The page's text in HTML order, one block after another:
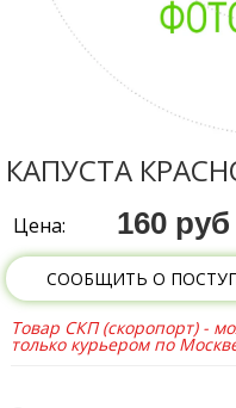
КАПУСТА
Цена: 160 руб
СООБЩИТЬ О
Товар СКП (скоропорт) -
только курьером по